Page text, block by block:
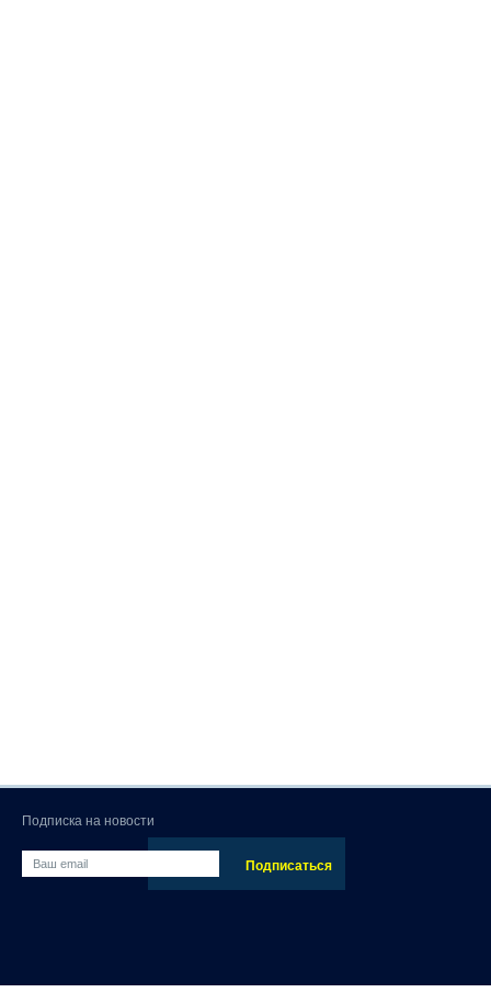
Подписка на новости